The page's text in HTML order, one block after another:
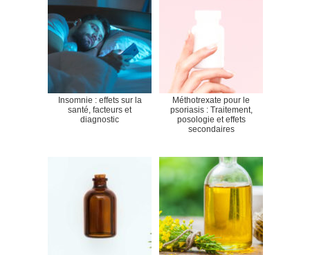
Insomnie : effets sur la
santé, facteurs et
diagnostic
Méthotrexate pour le
psoriasis : Traitement,
posologie et effets
secondaires